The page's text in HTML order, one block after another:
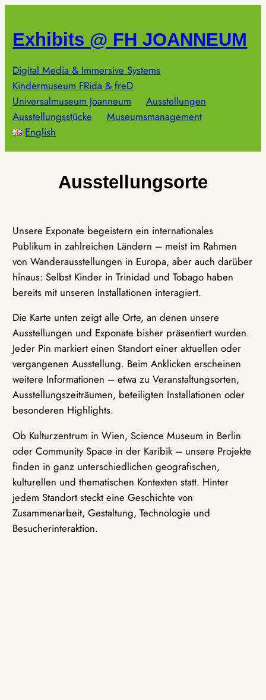
springen
Exhibits @ FH JOANNEUM
Digital Media & Immersive Systems
Kindermuseum FRida & freD
Universalmuseum Joanneum
Ausstellungen
Ausstellungsstücke
Museumsmanagement
English
Ausstellungsorte
Unsere Exponate begeistern ein internationales
Publikum in zahlreichen Ländern – meist im Rahmen
von Wanderausstellungen in Europa, aber auch darüber
hinaus: Selbst Kinder in Trinidad und Tobago haben
bereits mit unseren Installationen interagiert.
Die Karte unten zeigt alle Orte, an denen unsere
Ausstellungen und Exponate bisher präsentiert wurden.
Jeder Pin markiert einen Standort einer aktuellen oder
vergangenen Ausstellung. Beim Anklicken erscheinen
weitere Informationen – etwa zu Veranstaltungsorten,
Ausstellungszeiträumen, beteiligten Installationen oder
besonderen Highlights.
Ob Kulturzentrum in Wien, Science Museum in Berlin
oder Community Space in der Karibik – unsere Projekte
finden in ganz unterschiedlichen geografischen,
kulturellen und thematischen Kontexten statt. Hinter
jedem Standort steckt eine Geschichte von
Zusammenarbeit, Gestaltung, Technologie und
Besucherinteraktion.